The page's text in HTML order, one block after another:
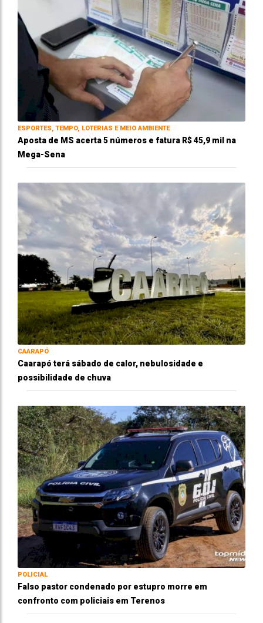
ESPORTES, TEMPO, LOTERIAS E MEIO AMBIENTE
Aposta de MS acerta 5 números e fatura R$ 45,9 mil na
Mega-Sena
CAARAPÓ
Caarapó terá sábado de calor, nebulosidade e
possibilidade de chuva
POLICIAL
Falso pastor condenado por estupro morre em
confronto com policiais em Terenos